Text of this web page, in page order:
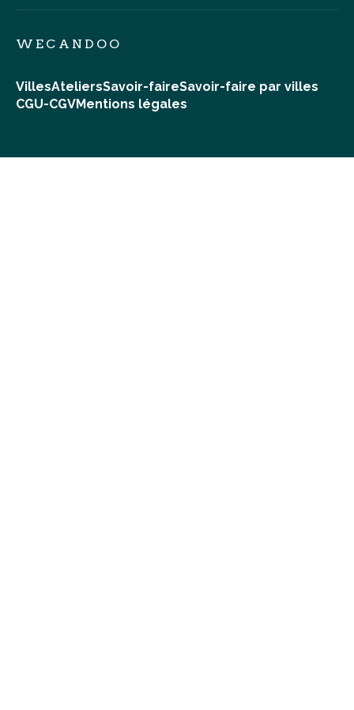
WECANDOO
VillesAteliersSavoir-faireSavoir-faire par villes
CGU-CGVMentions légales